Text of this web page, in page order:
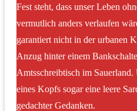
Fest steht, dass unser Leben
vermutlich anders verlaufen
garantiert nicht in der urbanen
Anzug hinter einem
Amtsschreibtisch im
eines Kopfs sogar eine leere
gedachter Gedanken.